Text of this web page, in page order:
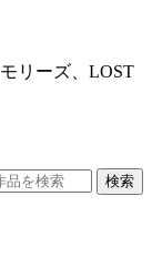
リーズ、LOST
検索